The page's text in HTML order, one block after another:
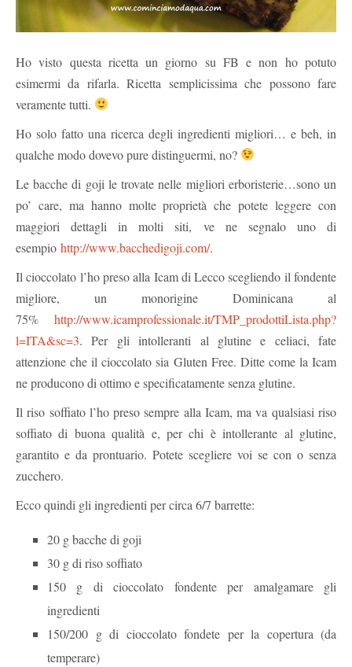
Ho visto questa ricetta un giorno su FB e non ho potuto
esimermi da rifarla. Ricetta semplicissima che possono fare
veramente tutti.
Ho solo fatto una ricerca degli ingredienti migliori… e beh, in
qualche modo dovevo pure distinguermi, no?
Le bacche di goji le trovate nelle migliori erboristerie…sono un
po’ care, ma hanno molte proprietà che potete leggere con
maggiori dettagli in molti siti, ve ne segnalo uno di
esempio http://www.bacchedigoji.com/.
Il cioccolato l’ho preso alla Icam di Lecco scegliendo il fondente
migliore, un monorigine Dominicana al
75% http://www.icamprofessionale.it/TMP_prodottiLista.php?
l=ITA&sc=3. Per gli intolleranti al glutine e celiaci, fate
attenzione che il cioccolato sia Gluten Free. Ditte come la Icam
ne producono di ottimo e specificatamente senza glutine.
Il riso soffiato l’ho preso sempre alla Icam, ma va qualsiasi riso
soffiato di buona qualità e, per chi è intollerante al glutine,
garantito e da prontuario. Potete scegliere voi se con o senza
zucchero.
Ecco quindi gli ingredienti per circa 6/7 barrette:
20 g bacche di goji
30 g di riso soffiato
150 g di cioccolato fondente per amalgamare gli
ingredienti
150/200 g di cioccolato fondete per la copertura (da
temperare)